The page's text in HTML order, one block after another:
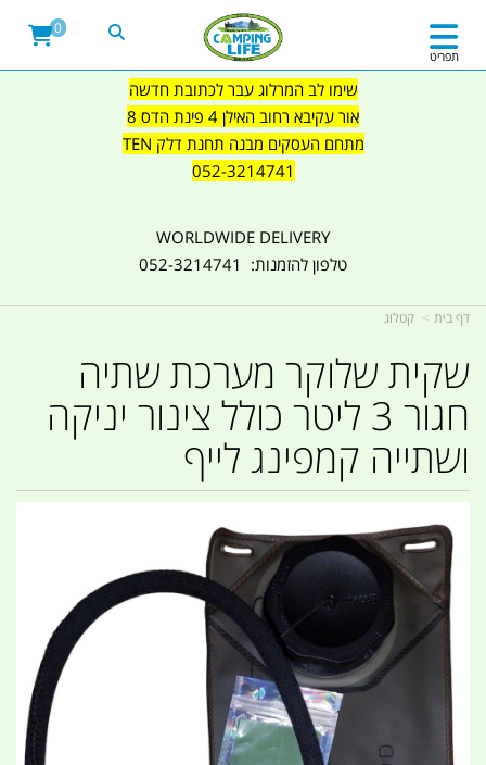
שימו לב המרלוג עבר לכתובת חדשה
אור עקיבא רחוב האילן 4 פינת הדס 8
מתחם העסקים מבנה תחנת דלק TEN
052-3214741
WORLDWIDE DELIVERY
טלפון להזמנות: 052-3214741
תפריט
0
דף בית קטלוג
שקית שלוקר מערכת שתיה
חגור 3 ליטר כולל צינור יניקה
ושתייה קמפינג לייף